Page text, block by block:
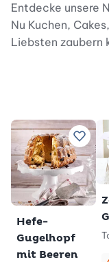
Entdecke unsere
Nu Kuchen,
Liebsten zaubern
Zu
Hefe-
Gugelhopf
mit Beeren